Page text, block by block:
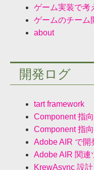
ゲーム実装で考
ゲームのチーム
about
開発ログ
tart framework
Component 指
Component 指向
Adobe AIR で開
Adobe AIR 関連
KrewAsync 設